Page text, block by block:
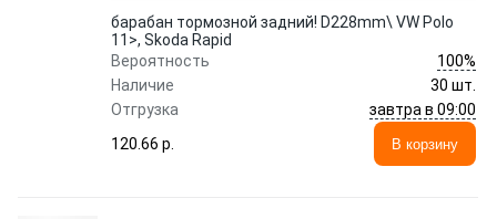
барабан тормозной задний! D228mm\ VW Polo
11>, Skoda Rapid
Вероятность
100%
Наличие
30 шт.
Отгрузка
завтра в 09:00
120.66 p.
В корзину